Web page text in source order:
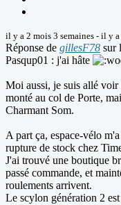
il y a 2 mois 3 semaines - il y a
Réponse de gillesF78 sur
Pasqup01 : j'ai hâte
Moi aussi, je suis allé
monté au col de Porte,
Charmant Som.
A part ça, espace-vélo
rupture de stock chez
J'ai trouvé une boutique
passé commande, et
roulements arrivent.
Le scylon génération 2